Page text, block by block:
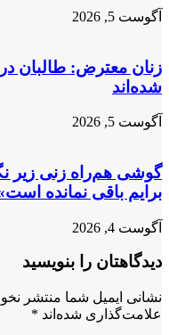
آگوست 5, 2026
زنان معترض: طالبان
شده‌اند
آگوست 5, 2026
گوشی هم‌راه زنی زیر
برایم باقی نمانده
آگوست 4, 2026
دیدگاهتان را بنویسید
نشانی ایمیل شما منتشر
علامت‌گذاری شده‌اند *